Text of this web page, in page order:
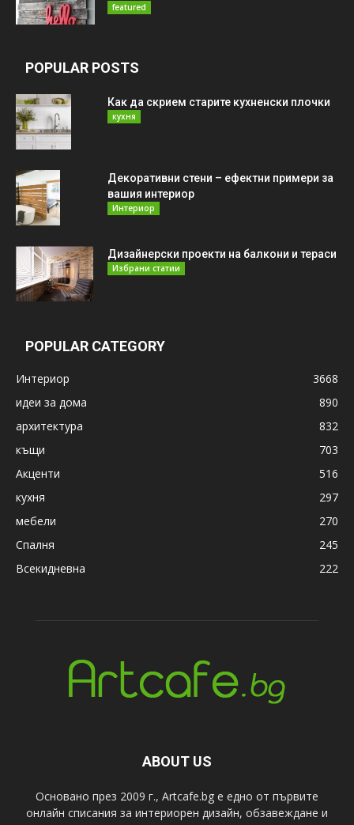
featured
POPULAR POSTS
Как да скрием старите кухненски плочки
кухня
Декоративни стени – ефектни примери за
вашия интериор
Интериор
Дизайнерски проекти на балкони и тераси
Избрани статии
POPULAR CATEGORY
Интериор
3668
идеи за дома
890
архитектура
832
къщи
703
Акценти
516
кухня
297
мебели
270
Спалня
245
Всекидневна
222
ABOUT US
Основано през 2009 г., Artcafe.bg е едно от първите
онлайн списания за интериорен дизайн, обзавеждане и